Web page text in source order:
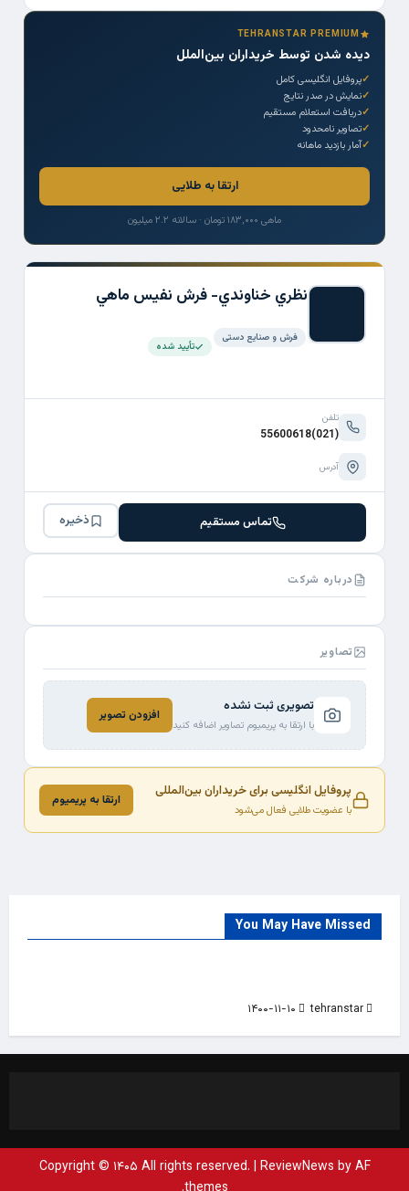
نظري خناوندي- فرش نفيس ماهي
فرش و صنایع دستی
تأیید شده
تلفن
(021)55600618
آدرس
تماس مستقیم ذخیره
درباره شرکت
تصاویر
تصویری ثبت نشده
با ارتقا به پریمیوم تصاویر اضافه کنید
افزودن تصویر
پروفایل انگلیسی برای خریداران بین‌المللی
با عضویت طلایی فعال می‌شود
ارتقا به پریمیوم
TEHRANSTAR PREMIUM
دیده شدن توسط خریداران بین‌الملل
پروفایل انگلیسی کامل
نمایش در صدر نتایج
دریافت استعلام مستقیم
تصاویر نامحدود
آمار بازدید ماهانه
ارتقا به طلایی
ماهی ۱۸۳,۰۰۰ تومان · سالانه ۲.۲ میلیون
You May Have Missed
Countries
India
Trade Source
tehranstar
Copyright © ۱۴۰۵ All rights reserved. | ReviewNews by AF